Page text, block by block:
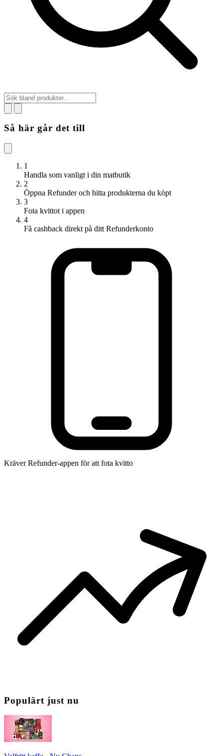
Så här går det till
1
Handla som vanligt i din matbutik
2
Öppna Refunder och hitta produkterna du köpt
3
Fota kvittot i appen
4
Få cashback direkt på ditt Refunderkonto
Kräver Refunder-appen för att fota kvitto
Populärt just nu